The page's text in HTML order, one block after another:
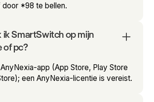
*98 te bellen.
ik SmartSwitch op mijn
of pc?
app (App Store, Play Store
een AnyNexia-licentie is vereist.